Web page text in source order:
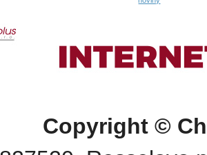
Copyright ©